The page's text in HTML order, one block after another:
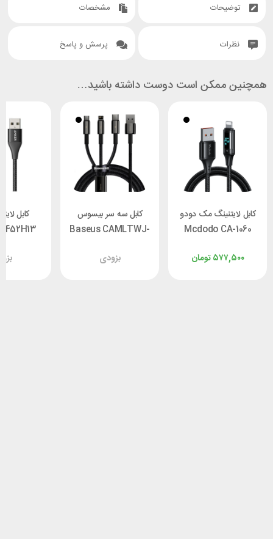
توضیحات مشخصات
نظرات پرسش و پاسخ
همچنین ممکن است دوست داشته باشید…
کابل لایتنینگ مک دودو
Mcdodo CA-1060
تومان۵۷۷,۵۰۰
کابل سه سر بیسوس
Baseus CAMLTWJ-
1.5 متر
بزودی
کابل
0.9 متر